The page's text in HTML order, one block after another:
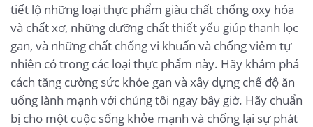
tiết lộ những loại thực phẩm giàu chất chống oxy hóa
và chất xơ, những dưỡng chất thiết yếu giúp thanh lọc
gan, và những chất chống vi khuẩn và chống viêm tự
nhiên có trong các loại thực phẩm này. Hãy khám phá
cách tăng cường sức khỏe gan và xây dựng chế độ ăn
uống lành mạnh với chúng tôi ngay bây giờ. Hãy chuẩn
bị cho một cuộc sống khỏe mạnh và chống lại sự phát